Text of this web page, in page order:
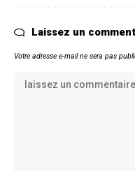
Laissez un
Votre adresse e-mail ne sera pas